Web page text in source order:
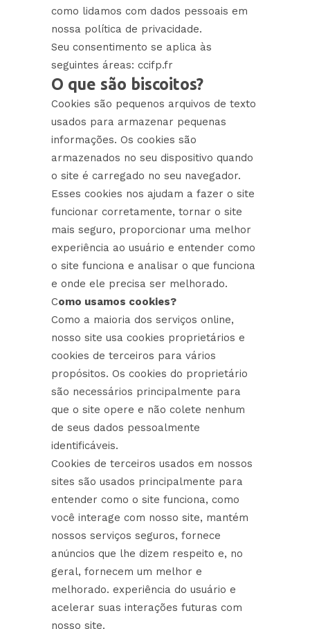
como lidamos com dados pessoais em
nossa política de privacidade.
Seu consentimento se aplica às
seguintes áreas: ccifp.fr
O que são biscoitos?
Cookies são pequenos arquivos de texto
usados para armazenar pequenas
informações. Os cookies são
armazenados no seu dispositivo quando
o site é carregado no seu navegador.
Esses cookies nos ajudam a fazer o site
funcionar corretamente, tornar o site
mais seguro, proporcionar uma melhor
experiência ao usuário e entender como
o site funciona e analisar o que funciona
e onde ele precisa ser melhorado.
Como usamos cookies?
Como a maioria dos serviços online,
nosso site usa cookies proprietários e
cookies de terceiros para vários
propósitos. Os cookies do proprietário
são necessários principalmente para
que o site opere e não colete nenhum
de seus dados pessoalmente
identificáveis.
Cookies de terceiros usados em nossos
sites são usados principalmente para
entender como o site funciona, como
você interage com nosso site, mantém
nossos serviços seguros, fornece
anúncios que lhe dizem respeito e, no
geral, fornecem um melhor e
melhorado. experiência do usuário e
acelerar suas interações futuras com
nosso site.